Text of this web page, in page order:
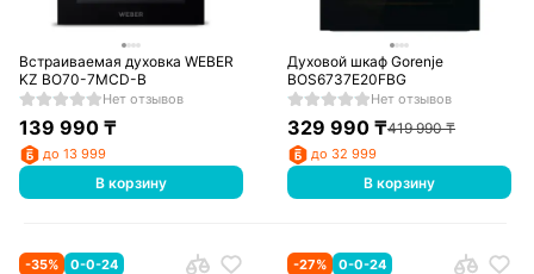
Встраиваемая духовка WEBER
KZ BO70-7MCD-B
Нет отзывов
139 990₸
до 13 999
В корзину
Духовой шкаф Gorenje
BOS6737E20FBG
Нет отзывов
329 990 ₸419 990₸
до 32 999
В корзину
-35% 0-0-24 -27% 0-0-24